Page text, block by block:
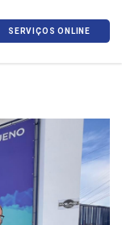
SERVIÇOS ONLINE